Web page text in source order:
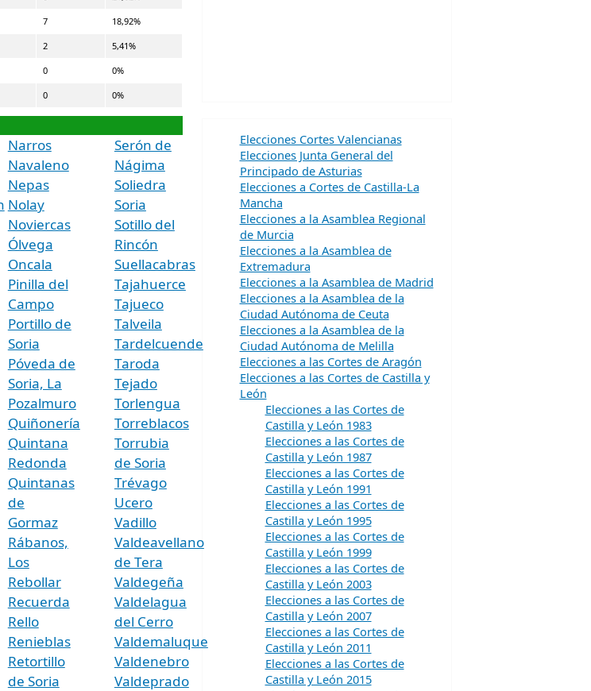
7 18,92%
2 5,41%
0 0%
0 0%
Narros
Navaleno
Nepas
Nolay
Noviercas
Ólvega
Oncala
Pinilla del
Campo
Portillo de
Soria
Póveda de
Soria, La
Pozalmuro
Quiñonería
Quintana
Redonda
Quintanas
de
Gormaz
Rábanos,
Los
Rebollar
Recuerda
Rello
Renieblas
Retortillo
de Soria
Serón de
Nágima
Soliedra
Soria
Sotillo del
Rincón
Suellacabras
Tajahuerce
Tajueco
Talveila
Tardelcuende
Taroda
Tejado
Torlengua
Torreblacos
Torrubia
de Soria
Trévago
Ucero
Vadillo
Valdeavellano
de Tera
Valdegeña
Valdelagua
del Cerro
Valdemaluque
Valdenebro
Valdeprado
Elecciones Cortes Valencianas
Elecciones Junta General del
Principado de Asturias
Elecciones a Cortes de Castilla-La
Mancha
Elecciones a la Asamblea Regional
de Murcia
Elecciones a la Asamblea de
Extremadura
Elecciones a la Asamblea de Madrid
Elecciones a la Asamblea de la
Ciudad Autónoma de Ceuta
Elecciones a la Asamblea de la
Ciudad Autónoma de Melilla
Elecciones a las Cortes de Aragón
Elecciones a las Cortes de Castilla y
León
Elecciones a las Cortes de
Castilla y León 1983
Elecciones a las Cortes de
Castilla y León 1987
Elecciones a las Cortes de
Castilla y León 1991
Elecciones a las Cortes de
Castilla y León 1995
Elecciones a las Cortes de
Castilla y León 1999
Elecciones a las Cortes de
Castilla y León 2003
Elecciones a las Cortes de
Castilla y León 2007
Elecciones a las Cortes de
Castilla y León 2011
Elecciones a las Cortes de
Castilla y León 2015